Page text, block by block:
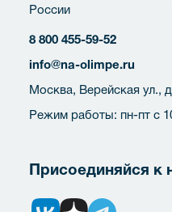
России
8 800 455-59-52
info@na-olimpe.ru
Москва, Верейская ул.,
Режим работы: пн-пт с
Присоединяйся к